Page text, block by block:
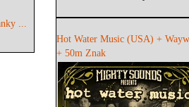
...
Hot Water Music (USA) +
+ 50m Znak